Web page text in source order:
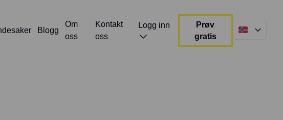
Blogg
Om
oss
Kontakt
oss
Logg inn
Prøv
gratis